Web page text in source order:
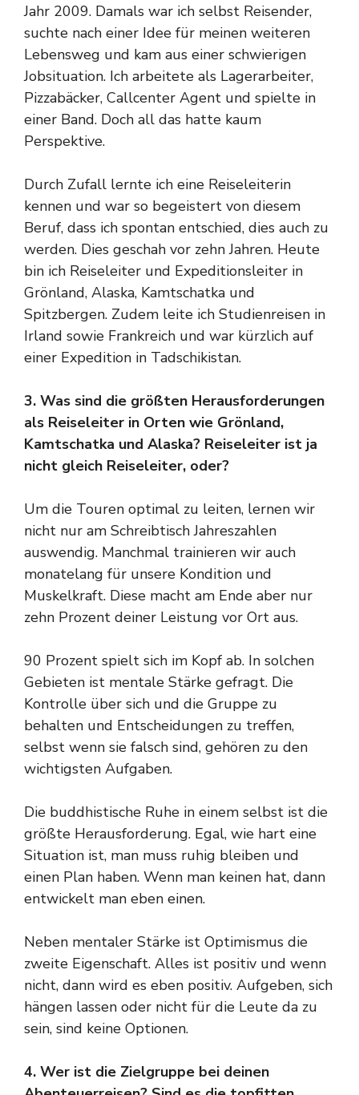
Jahr 2009. Damals war ich selbst Reisender,
suchte nach einer Idee für meinen weiteren
Lebensweg und kam aus einer schwierigen
Jobsituation. Ich arbeitete als Lagerarbeiter,
Pizzabäcker, Callcenter Agent und spielte in
einer Band. Doch all das hatte kaum
Perspektive.
Durch Zufall lernte ich eine Reiseleiterin
kennen und war so begeistert von diesem
Beruf, dass ich spontan entschied, dies auch zu
werden. Dies geschah vor zehn Jahren. Heute
bin ich Reiseleiter und Expeditionsleiter in
Grönland, Alaska, Kamtschatka und
Spitzbergen. Zudem leite ich Studienreisen in
Irland sowie Frankreich und war kürzlich auf
einer Expedition in Tadschikistan.
3. Was sind die größten Herausforderungen
als Reiseleiter in Orten wie Grönland,
Kamtschatka und Alaska? Reiseleiter ist ja
nicht gleich Reiseleiter, oder?
Um die Touren optimal zu leiten, lernen wir
nicht nur am Schreibtisch Jahreszahlen
auswendig. Manchmal trainieren wir auch
monatelang für unsere Kondition und
Muskelkraft. Diese macht am Ende aber nur
zehn Prozent deiner Leistung vor Ort aus.
90 Prozent spielt sich im Kopf ab. In solchen
Gebieten ist mentale Stärke gefragt. Die
Kontrolle über sich und die Gruppe zu
behalten und Entscheidungen zu treffen,
selbst wenn sie falsch sind, gehören zu den
wichtigsten Aufgaben.
Die buddhistische Ruhe in einem selbst ist die
größte Herausforderung. Egal, wie hart eine
Situation ist, man muss ruhig bleiben und
einen Plan haben. Wenn man keinen hat, dann
entwickelt man eben einen.
Neben mentaler Stärke ist Optimismus die
zweite Eigenschaft. Alles ist positiv und wenn
nicht, dann wird es eben positiv. Aufgeben, sich
hängen lassen oder nicht für die Leute da zu
sein, sind keine Optionen.
4. Wer ist die Zielgruppe bei deinen